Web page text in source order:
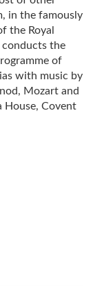
in the famously
the Royal
conducts the
of
with music by
Mozart and
House, Covent